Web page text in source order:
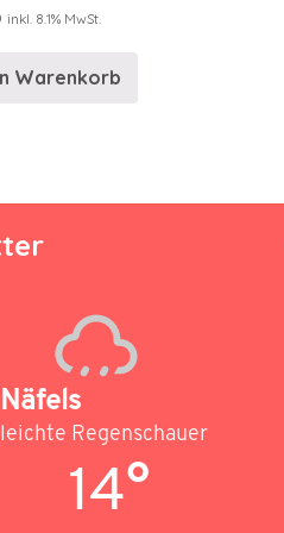
inkl. 8.1% MwSt.
Warenkorb
Näfels
leichte Regenschauer
14°